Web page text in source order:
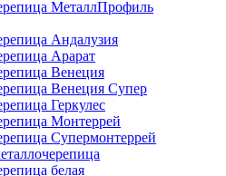
МеталлПрофиль
Андалузия
Арарат
Венеция
Венеция Супер
Геркулес
Монтеррей
Супермонтеррей
белая